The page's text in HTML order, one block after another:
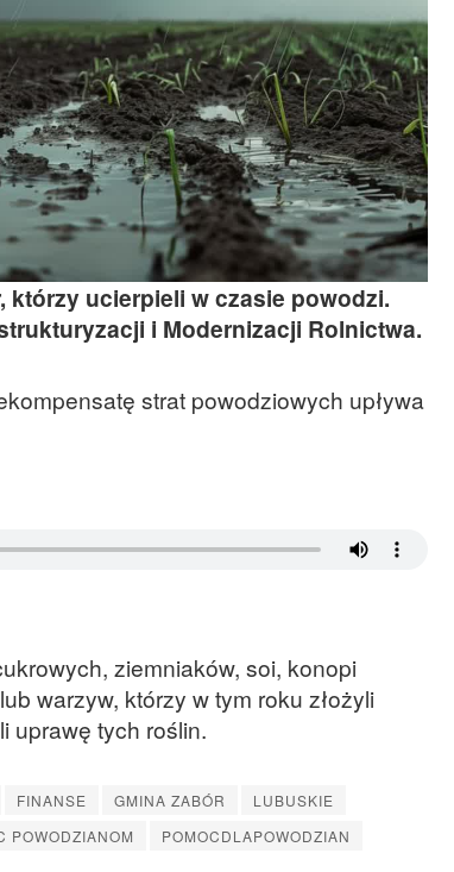
ucierpieli w czasie powodzi.
i Modernizacji Rolnictwa.
strat powodziowych upływa
ziemniaków, soi, konopi
warzyw, którzy w tym roku złożyli
uprawę tych roślin.
FINANSE GMINA ZABÓR
LUBUSKIE
POWODZIANOM
POMOCDLAPOWODZIAN